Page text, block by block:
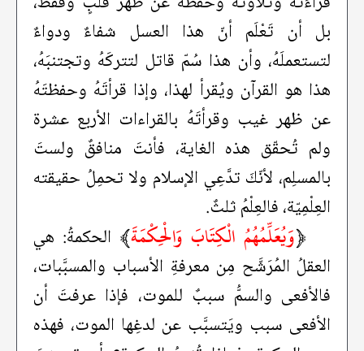
بل أن تَعْلَم أنّ هذا العسل شفاءٌ ودواءٌ
لتستعملَهُ، وأن هذا سُمّ قاتل لتتركَهُ وتجتنبَهُ،
هذا هو القرآن ويُقرأ لهذا، وإذا قرأتَهُ وحفظتَهُ
عن ظهر غيب وقرأتَهُ بالقراءات الأربع عشرة
ولم تُحقّق هذه الغاية، فأنتَ منافقٌ ولستَ
بالمسلِم، لأنّكَ تدَّعِي الإسلام ولا تحمِلُ حقيقته
العِلْمِيّة، فالعِلْمُ ثلثٌ.
﴿وَيُعَلِّمُهُمُ الْكِتَابَ وَالْحِكْمَةَ﴾ الحكمةُ: هي
العقلُ المُرَشَّح مِن معرفةِ الأسباب والمسبَّبات،
فالأفعى والسمُّ سببٌ للموت، فإذا عرفتَ أن
الأفعى سبب ويَتسبَّب عن لدغِها الموت، فهذه